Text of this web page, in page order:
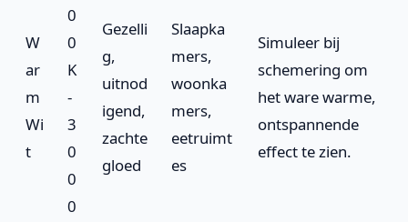
W
ar
m
Wi
t
0
0
K
-
3
0
0
0
Gezelli
g,
uitnod
igend,
zachte
gloed
Slaapka
mers,
woonka
mers,
eetruimt
es
Simuleer bij
schemering om
het ware warme,
ontspannende
effect te zien.